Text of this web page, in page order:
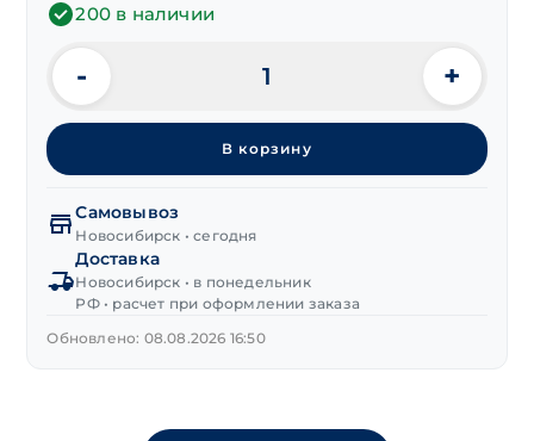
200 в наличии
Количество
товара
Шайба
кузовная
цинк
М5х30 мм
- +
В корзину
Самовывоз
Новосибирск • сегодня
Доставка
Новосибирск • в понедельник
РФ • расчет при оформлении заказа
Обновлено: 08.08.2026 16:50